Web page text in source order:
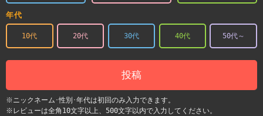
年代
10代 20代 30代 40代 50代～
投稿
※ニックネーム･性別･年代は初回のみ入力できます。
※レビューは全角10文字以上、500文字以内で入力してください。